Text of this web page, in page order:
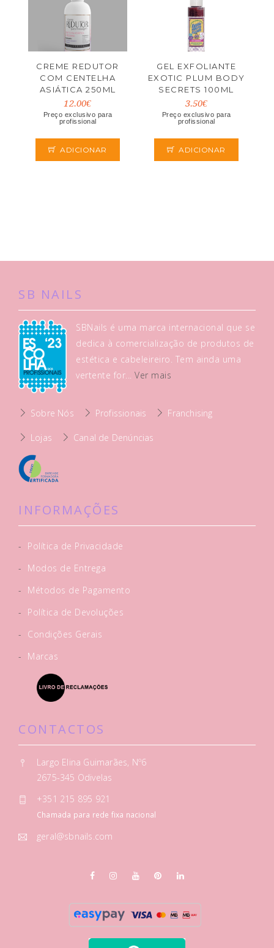
CREME REDUTOR
COM CENTELHA
ASIÁTICA 250ML
12.00€
Preço exclusivo para
profissional
ADICIONAR
GEL EXFOLIANTE
EXOTIC PLUM BODY
SECRETS 100ML
3.50€
Preço exclusivo para
profissional
ADICIONAR
SB NAILS
SBNails é uma marca internacional que se
dedica à comercialização de produtos de
estética e cabeleireiro. Tem ainda uma
vertente for...Ver mais
Sobre Nós Profissionais Franchising
Lojas Canal de Denúncias
INFORMAÇÕES
-
Política de Privacidade
-
Modos de Entrega
-
Métodos de Pagamento
-
Política de Devoluções
-
Condições Gerais
-
Marcas
CONTACTOS
Largo Elina Guimarães, Nº6
2675-345 Odivelas
+351 215 895 921
Chamada para rede fixa nacional
geral@sbnails.com